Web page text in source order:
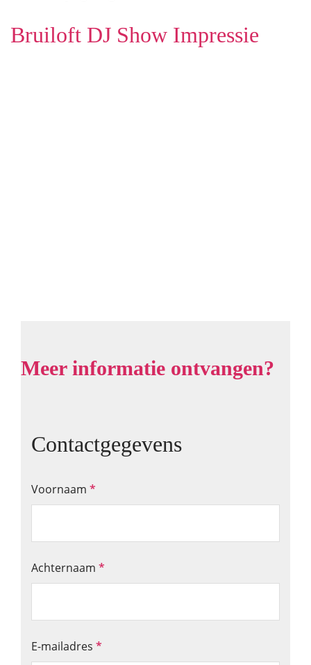
Bruiloft DJ Show Impressie
Meer informatie ontvangen?
Contactgegevens
Voornaam *
Achternaam *
E-mailadres *